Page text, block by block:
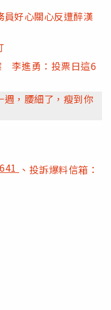
好心關心反遭醉漢
李進勇：投票日這6
，腰細了，瘦到你
、投訴爆料信箱：